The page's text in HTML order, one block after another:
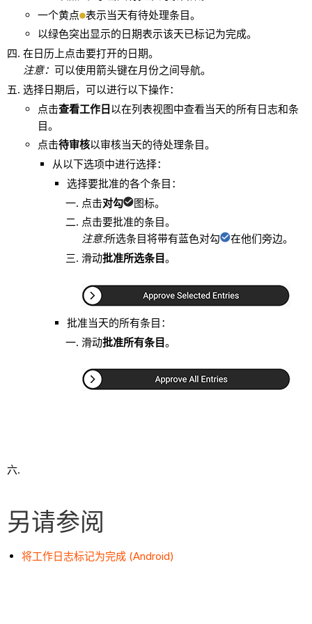
一个黄点 表示当天有待处理条目。
以绿色突出显示的日期表示该天已标记为完成。
在日历上点击要打开的日期。
注意： 可以使用箭头键在月份之间导航。
选择日期后，可以进行以下操作：
点击查看工作日以在列表视图中查看当天的所有日志和条
目。
点击待审核以审核当天的待处理条目。
从以下选项中进行选择：
选择要批准的各个条目：
点击对勾
图标。
点击要批准的条目。
注意:所选条目将带有蓝色对勾
在他们旁边。
滑动批准所选条目。
批准当天的所有条目：
滑动批准所有条目。
另请参阅
将工作日志标记为完成 (Android)